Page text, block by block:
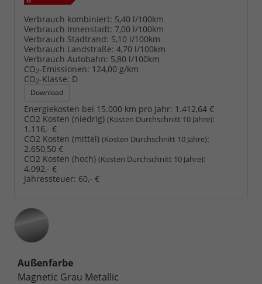
Verbrauch kombiniert: 5,40 l/100km
Verbrauch Innenstadt: 7,00 l/100km
Verbrauch Stadtrand: 5,10 l/100km
Verbrauch Landstraße: 4,70 l/100km
Verbrauch Autobahn: 5,80 l/100km
CO2-Emissionen: 124,00 g/km
CO2-Klasse: D
Download
Energiekosten bei 15.000 km pro Jahr: 1.412,64 €
CO2 Kosten (niedrig) (Kosten Durchschnitt 10 Jahre):
1.116,- €
CO2 Kosten (mittel) (Kosten Durchschnitt 10 Jahre):
2.650,50 €
CO2 Kosten (hoch) (Kosten Durchschnitt 10 Jahre):
4.092,- €
Jahressteuer: 60,- €
Außenfarbe
Magnetic Grau Metallic